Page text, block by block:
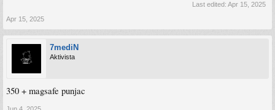
Last edited: Apr 15, 2025
Apr 15, 2025
7mediN
Aktivista
350 + magsafe punjac